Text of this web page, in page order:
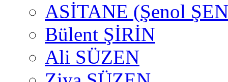
ASİTANE (Şenol
Bülent ŞİRİN
Ali SÜZEN